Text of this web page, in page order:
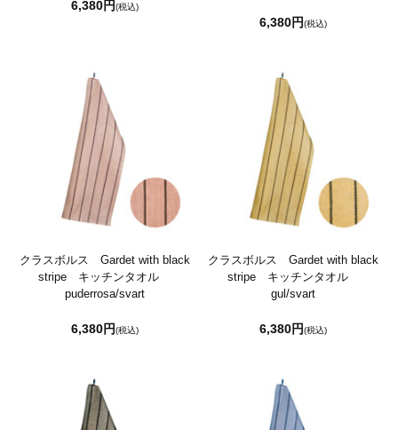
6,380円(税込)
6,380円(税込)
クラスボルス Gardet with black
stripe キッチンタオル
puderrosa/svart
6,380円(税込)
クラスボルス Gardet with black
stripe キッチンタオル
gul/svart
6,380円(税込)